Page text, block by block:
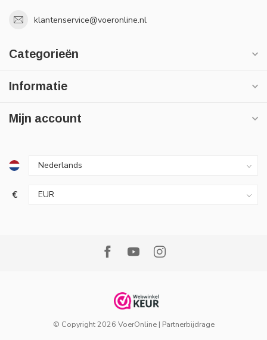
klantenservice@voeronline.nl
Categorieën
Informatie
Mijn account
€
© Copyright 2026 VoerOnline| Partnerbijdrage